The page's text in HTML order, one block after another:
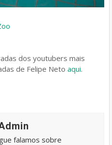
dos youtubers mais
de Felipe Neto aqui.
falamos sobre